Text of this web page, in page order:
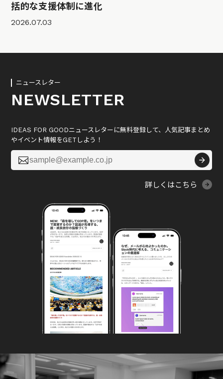
括的な支援体制に進化
2026.07.03
ニュースレター
NEWSLETTER
IDEAS FOR GOODニュースレターに無料登録して、人気記事まとめ
やイベント情報をGETしよう！

詳しくはこちら